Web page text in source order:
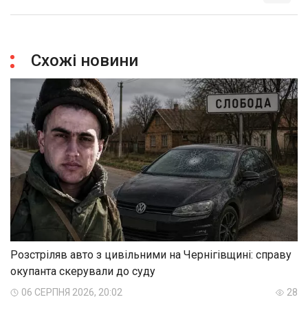
Схожі новини
Розстріляв авто з цивільними на Чернігівщині: справу
окупанта скерували до суду
06 СЕРПНЯ 2026, 20:02 28